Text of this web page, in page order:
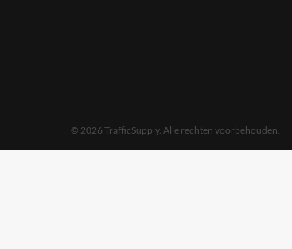
© 2026 TrafficSupply. Alle rechten voorbehouden.